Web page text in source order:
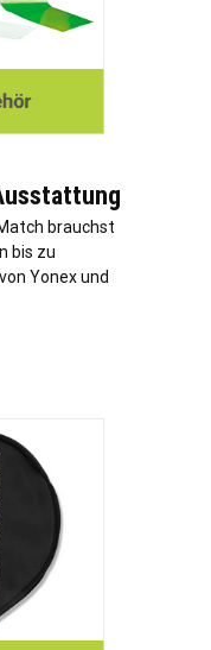
brauchst
bis zu
Yonex und